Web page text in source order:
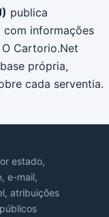
publica
com informações
Cartorio.Net
própria,
cada serventia.
estado,
e-mail,
atribuições